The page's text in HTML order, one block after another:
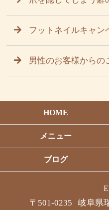
フットネイルキャン
男性のお客様からの
HOME
メニュー
ブログ
〒501-0235 岐阜県